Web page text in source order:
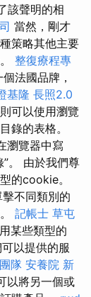
該聲明的相
當然，剛才
策略其他主要
整復療程專
法國品牌，
基隆 長照2.0
可以使用瀏覽
錄的表格。
瀏覽器中寫
”。 由於我們尊
的cookie。
擊不同類別的
記帳士 草屯
某些類型的
以提供的服
隊 安養院 新
以將另一個或